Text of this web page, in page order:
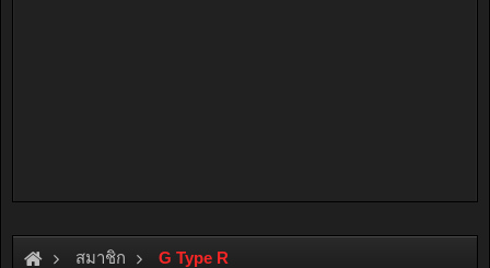
สมาชิก G Type R